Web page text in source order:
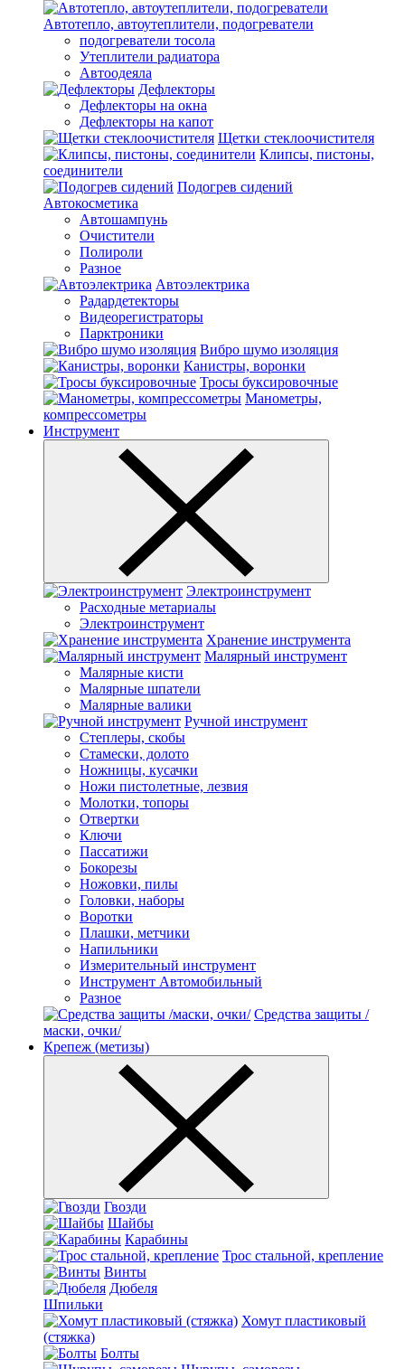
Автотепло, автоутеплители, подогреватели
подогреватели тосола
Утеплители радиатора
Автоодеяла
Дефлекторы
Дефлекторы на окна
Дефлекторы на капот
Щетки стеклоочистителя
Клипсы, пистоны,
соединители
Подогрев сидений
Автокосметика
Автошампунь
Очистители
Полироли
Разное
Автоэлектрика
Радардетекторы
Видеорегистраторы
Парктроники
Вибро шумо изоляция
Канистры, воронки
Тросы буксировочные
Манометры,
компрессометры
Инструмент
Электроинструмент
Расходные метариалы
Электроинструмент
Хранение инструмента
Малярный инструмент
Малярные кисти
Малярные шпатели
Малярные валики
Ручной инструмент
Степлеры, скобы
Стамески, долото
Ножницы, кусачки
Ножи пистолетные, лезвия
Молотки, топоры
Отвертки
Ключи
Пассатижи
Бокорезы
Ножовки, пилы
Головки, наборы
Воротки
Плашки, метчики
Напильники
Измерительный инструмент
Инструмент Автомобильный
Разное
Средства защиты /
маски, очки/
Крепеж (метизы)
Гвозди
Шайбы
Карабины
Трос стальной, крепление
Винты
Дюбеля
Шпильки
Хомут пластиковый
(стяжка)
Болты